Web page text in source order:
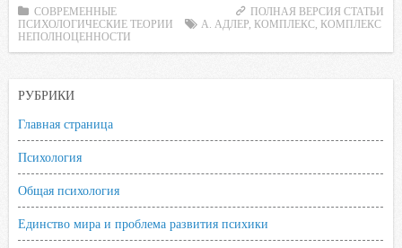
c
e
b
o
k
i
t
t
t
s
l
.
o
k
n
k
i
ПОЛНАЯ ВЕРСИЯ СТАТЬИ
СОВРЕМЕННЫЕ
ПСИХОЛОГИЧЕСКИЕ ТЕОРИИ
А. АДЛЕР, КОМПЛЕКС,
КОМПЛЕКС
НЕПОЛНОЦЕННОСТИ
РУБРИКИ
Главная страница
Психология
Общая психология
Единство мира и проблема развития психики